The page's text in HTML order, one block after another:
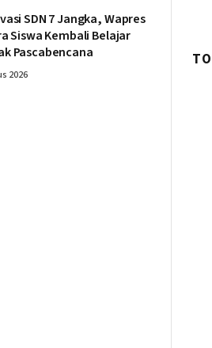
SDN 7 Jangka, Wapres
Siswa Kembali Belajar
Pascabencana
2026